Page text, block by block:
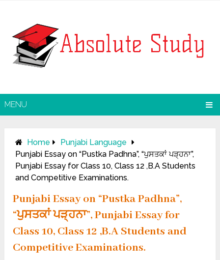
MENU
Home
Punjabi Language
Punjabi Essay on “Pustka Padhna”, “ਪੁਸਤਕਾਂ ਪੜ੍ਹਨਾ”,
Punjabi Essay for Class 10, Class 12 ,B.A Students
and Competitive Examinations.
Punjabi Essay on “Pustka Padhna”,
“ਪੁਸਤਕਾਂ ਪੜ੍ਹਨਾ”, Punjabi Essay for
Class 10, Class 12 ,B.A Students and
Competitive Examinations.